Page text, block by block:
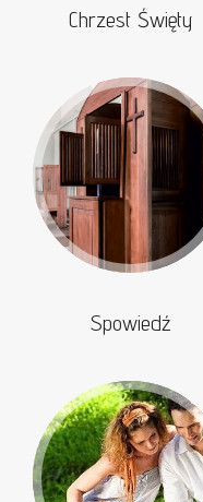
Chrzest Święty
Spowiedź